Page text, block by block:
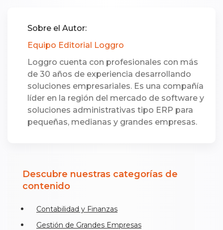
Sobre el Autor:
Equipo Editorial Loggro
Loggro cuenta con profesionales con más
de 30 años de experiencia desarrollando
soluciones empresariales. Es una compañía
líder en la región del mercado de software y
soluciones administrativas tipo ERP para
pequeñas, medianas y grandes empresas.
Descubre nuestras categorías de
contenido
Contabilidad y Finanzas
Gestión de Grandes Empresas